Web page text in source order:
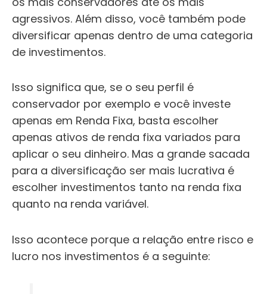
agressivos. Além disso, você também pode
diversificar apenas dentro de uma categoria
de investimentos.
Isso significa que, se o seu perfil é
conservador por exemplo e você investe
apenas em Renda Fixa, basta escolher
apenas ativos de renda fixa variados para
aplicar o seu dinheiro. Mas a grande sacada
para a diversificação ser mais lucrativa é
escolher investimentos tanto na renda fixa
quanto na renda variável.
Isso acontece porque a relação entre risco e
lucro nos investimentos é a seguinte: